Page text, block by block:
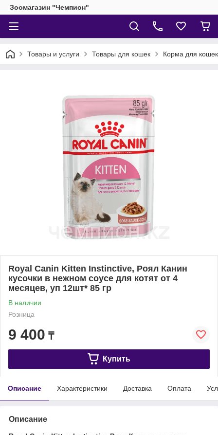
Зоомагазин "Чемпион"
Товары и услуги Товары для кошек Корма для кошек
Royal Canin Kitten Instinctive, Роял Канин
кусочки в нежном соусе для котят от 4
месяцев, уп 12шт* 85 гр
В наличии
Розница
9 400 ₸
Купить
Описание Характеристики Доставка Оплата
Описание